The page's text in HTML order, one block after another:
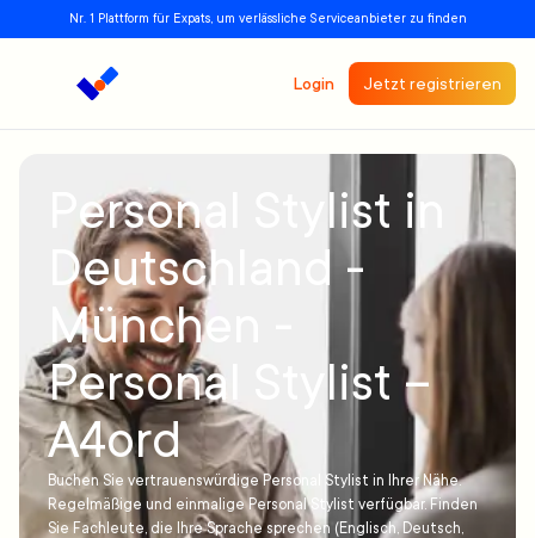
Nr. 1 Plattform für Expats, um verlässliche Serviceanbieter zu finden
Login Jetzt registrieren
Personal Stylist in
Deutschland -
München -
Personal Stylist –
A4ord
Buchen Sie vertrauenswürdige Personal Stylist in Ihrer Nähe.
Regelmäßige und einmalige Personal Stylist verfügbar. Finden
Sie Fachleute, die Ihre Sprache sprechen (Englisch, Deutsch,